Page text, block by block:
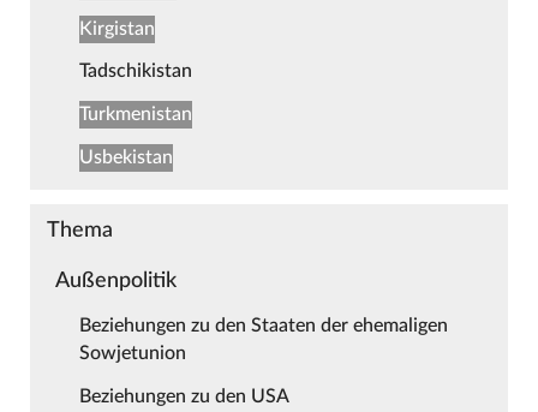
Kirgistan
Tadschikistan
Turkmenistan
Usbekistan
Thema
Außenpolitik
Beziehungen zu den Staaten der ehemaligen
Sowjetunion
Beziehungen zu den USA